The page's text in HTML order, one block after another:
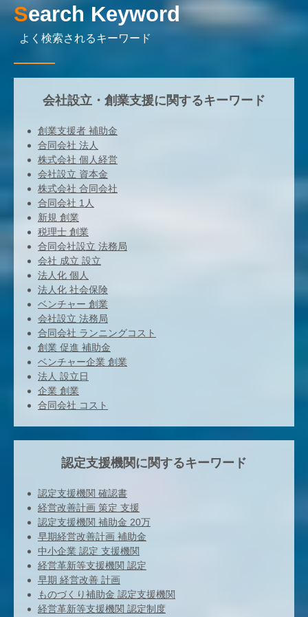
Search Keyword
よく検索されるキーワード
会社設立・創業支援に関するキーワード
創業支援者 補助金
合同会社 法人
株式会社 個人経営
会社設立 資本金
株式会社 合同会社
合同会社 1人
新規 創業
税理士 創業
合同会社設立 法務局
会社 成立 設立
法人化 個人
法人化 社会保険
ベンチャー 創業
会社設立 法務局
合同会社 ランニングコスト
創業 促進 補助金
ベンチャー企業 創業
法人 設立日
企業 創業
合同会社 コスト
認定支援機関に関するキーワード
認定支援機関 確認書
経営改善計画 策定 支援
認定支援機関 補助金 20万
早期経営改善計画 補助金
中小企業 認定 支援機関
経営革新等支援機関 認定
早期 経営改善 計画
ものづくり補助金 認定支援機関
経営革新等支援機関 認定制度